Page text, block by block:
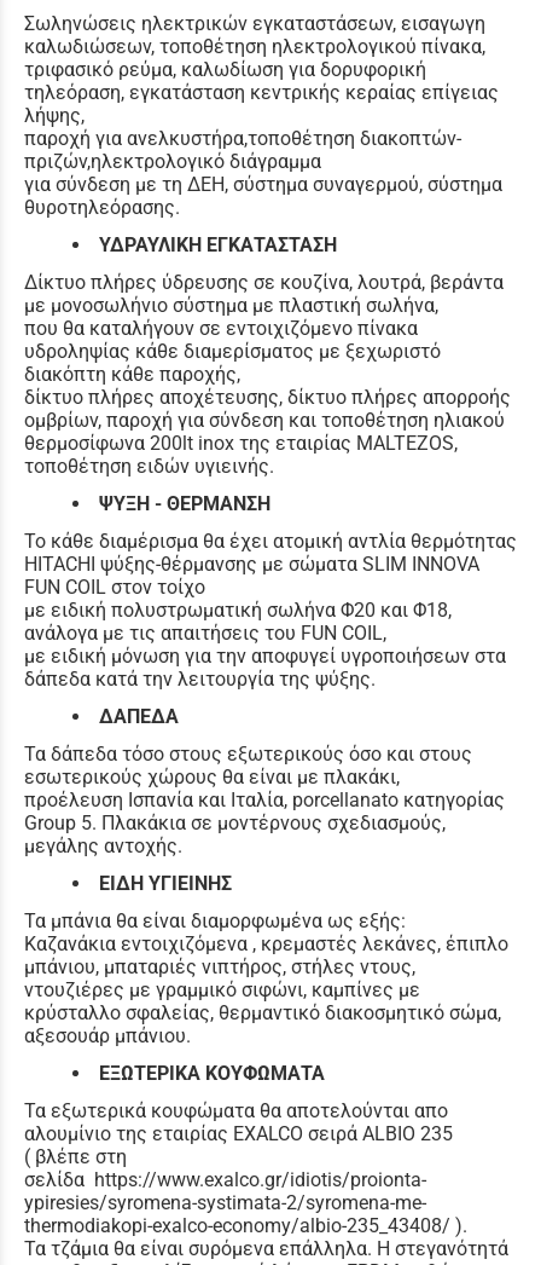
Σωληνώσεις ηλεκτρικών εγκαταστάσεων, εισαγωγη
καλωδιώσεων, τοποθέτηση ηλεκτρολογικού πίνακα,
τριφασικό ρεύμα, καλωδίωση για δορυφορική
τηλεόραση, εγκατάσταση κεντρικής κεραίας επίγειας
λήψης,
παροχή για ανελκυστήρα,τοποθέτηση διακοπτών-
πριζών,ηλεκτρολογικό διάγραμμα
για σύνδεση με τη ΔΕΗ, σύστημα συναγερμού, σύστημα
θυροτηλεόρασης.
ΥΔΡΑΥΛΙΚΗ ΕΓΚΑΤΑΣΤΑΣΗ
Δίκτυο πλήρες ύδρευσης σε κουζίνα, λουτρά, βεράντα
με μονοσωλήνιο σύστημα με πλαστική σωλήνα,
που θα καταλήγουν σε εντοιχιζόμενο πίνακα
υδροληψίας κάθε διαμερίσματος με ξεχωριστό
διακόπτη κάθε παροχής,
δίκτυο πλήρες αποχέτευσης, δίκτυο πλήρες απορροής
ομβρίων, παροχή για σύνδεση και τοποθέτηση ηλιακού
θερμοσίφωνα 200lt inox της εταιρίας MALTEZOS,
τοποθέτηση ειδών υγιεινής.
ΨΥΞΗ - ΘΕΡΜΑΝΣΗ
Το κάθε διαμέρισμα θα έχει ατομική αντλία θερμότητας
HITACHI ψύξης-θέρμανσης με σώματα SLIM INNOVA
FUN COIL στον τοίχο
με ειδική πολυστρωματική σωλήνα Φ20 και Φ18,
ανάλογα με τις απαιτήσεις του FUN COIL,
με ειδική μόνωση για την αποφυγεί υγροποιήσεων στα
δάπεδα κατά την λειτουργία της ψύξης.
ΔΑΠΕΔΑ
Τα δάπεδα τόσο στους εξωτερικούς όσο και στους
εσωτερικούς χώρους θα είναι με πλακάκι,
προέλευση Ισπανία και Ιταλία, porcellanato κατηγορίας
Group 5. Πλακάκια σε μοντέρνους σχεδιασμούς,
μεγάλης αντοχής.
ΕΙΔΗ ΥΓΙΕΙΝΗΣ
Τα μπάνια θα είναι διαμορφωμένα ως εξής:
Καζανάκια εντοιχιζόμενα , κρεμαστές λεκάνες, έπιπλο
μπάνιου, μπαταριές νιπτήρος, στήλες ντους,
ντουζιέρες με γραμμικό σιφώνι, καμπίνες με
κρύσταλλο σφαλείας, θερμαντικό διακοσμητικό σώμα,
αξεσουάρ μπάνιου.
ΕΞΩΤΕΡΙΚΑ ΚΟΥΦΩΜΑΤΑ
Τα εξωτερικά κουφώματα θα αποτελούνται απο
αλουμίνιο της εταιρίας EXALCO σειρά ALBIO 235
( βλέπε στη
σελίδα https://www.exalco.gr/idiotis/proionta-
ypiresies/syromena-systimata-2/syromena-me-
thermodiakopi-exalco-economy/albio-235_43408/ ).
Τα τζάμια θα είναι συρόμενα επάλληλα. Η στεγανότητά